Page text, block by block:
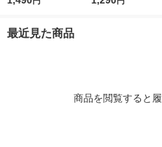
ｍ 良品計画
最近見た商品
商品を閲覧すると